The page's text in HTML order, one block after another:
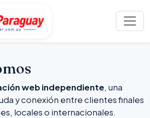
web independiente, una
y conexión entre clientes finales
locales o internacionales.